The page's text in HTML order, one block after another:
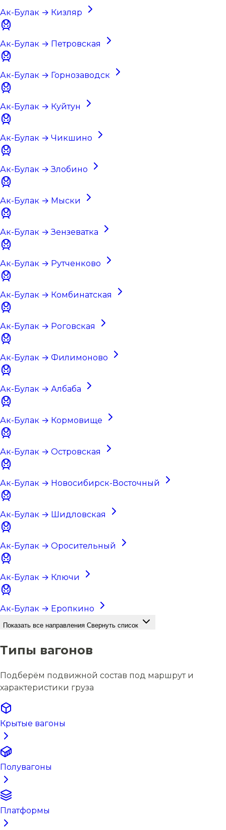
Ак-Булак → Кизляр
Ак-Булак → Петровская
Ак-Булак → Горнозаводск
Ак-Булак → Куйтун
Ак-Булак → Чикшино
Ак-Булак → Злобино
Ак-Булак → Мыски
Ак-Булак → Зензеватка
Ак-Булак → Рутченково
Ак-Булак → Комбинатская
Ак-Булак → Роговская
Ак-Булак → Филимоново
Ак-Булак → Албаба
Ак-Булак → Кормовище
Ак-Булак → Островская
Ак-Булак → Новосибирск-Восточный
Ак-Булак → Шидловская
Ак-Булак → Оросительный
Ак-Булак → Ключи
Ак-Булак → Еропкино
Показать все направления Свернуть список
Типы вагонов
Подберём подвижной состав под маршрут и
характеристики груза
Крытые вагоны
Полувагоны
Платформы